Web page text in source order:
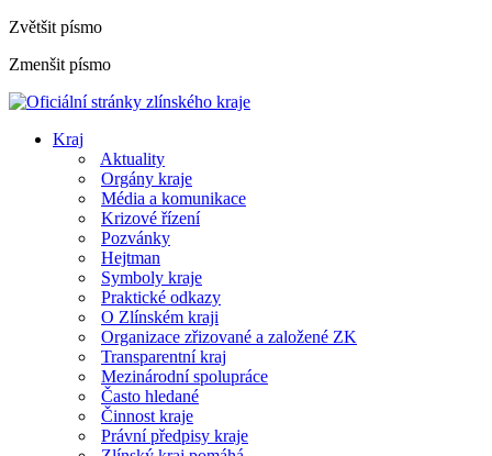
Zvětšit písmo
Zmenšit písmo
Kraj
Aktuality
Orgány kraje
Média a komunikace
Krizové řízení
Pozvánky
Hejtman
Symboly kraje
Praktické odkazy
O Zlínském kraji
Organizace zřizované a založené ZK
Transparentní kraj
Mezinárodní spolupráce
Často hledané
Činnost kraje
Právní předpisy kraje